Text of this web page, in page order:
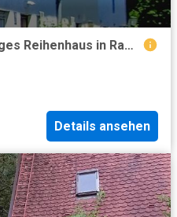
Seltene Gelegenheit: Ruhiges Reihenhaus in Ramersdorf. Provisionsfrei, grün & top angebunden
Details ansehen